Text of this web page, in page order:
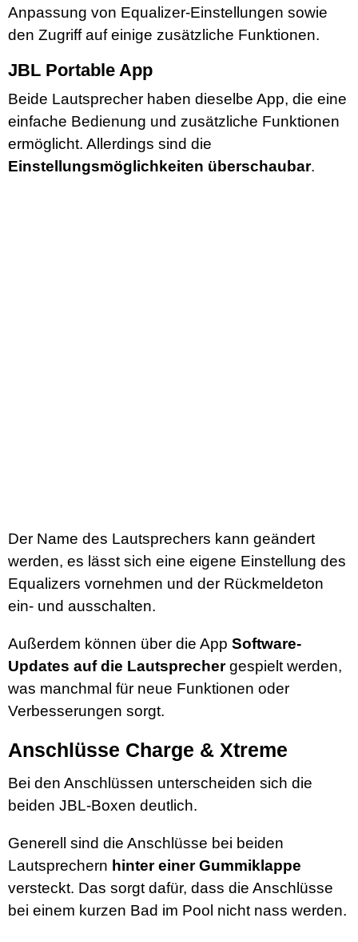
Anpassung von Equalizer-Einstellungen sowie
den Zugriff auf einige zusätzliche Funktionen.
JBL Portable App
Beide Lautsprecher haben dieselbe App, die eine
einfache Bedienung und zusätzliche Funktionen
ermöglicht. Allerdings sind die
Einstellungsmöglichkeiten überschaubar.
Der Name des Lautsprechers kann geändert
werden, es lässt sich eine eigene Einstellung des
Equalizers vornehmen und der Rückmeldeton
ein- und ausschalten.
Außerdem können über die App Software-
Updates auf die Lautsprechergespielt werden,
was manchmal für neue Funktionen oder
Verbesserungen sorgt.
Anschlüsse Charge & Xtreme
Bei den Anschlüssen unterscheiden sich die
beiden JBL-Boxen deutlich.
Generell sind die Anschlüsse bei beiden
Lautsprechern hinter einer Gummiklappe
versteckt. Das sorgt dafür, dass die Anschlüsse
bei einem kurzen Bad im Pool nicht nass werden.